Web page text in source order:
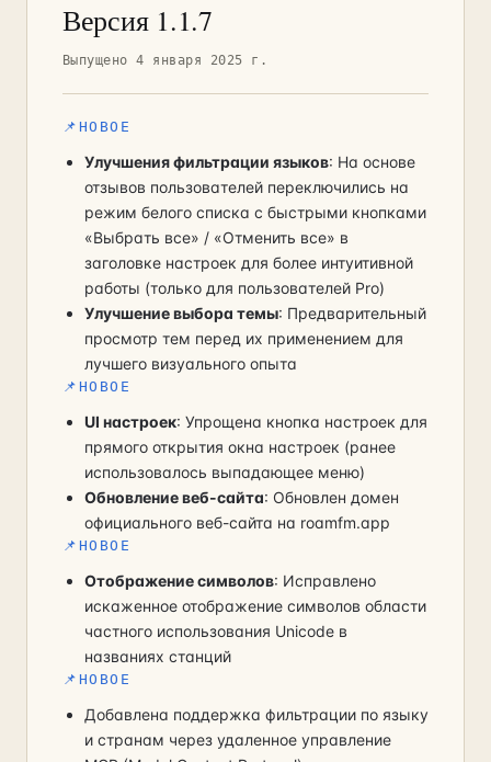
Версия 1.1.7
Выпущено 4 января 2025 г.
📌 НОВОЕ
Улучшения фильтрации языков: На основе
отзывов пользователей переключились на
режим белого списка с быстрыми кнопками
«Выбрать все» / «Отменить все» в
заголовке настроек для более интуитивной
работы (только для пользователей Pro)
Улучшение выбора темы: Предварительный
просмотр тем перед их применением для
лучшего визуального опыта
📌 НОВОЕ
UI настроек: Упрощена кнопка настроек для
прямого открытия окна настроек (ранее
использовалось выпадающее меню)
Обновление веб-сайта: Обновлен домен
официального веб-сайта на roamfm.app
📌 НОВОЕ
Отображение символов: Исправлено
искаженное отображение символов области
частного использования Unicode в
названиях станций
📌 НОВОЕ
Добавлена поддержка фильтрации по языку
и странам через удаленное управление